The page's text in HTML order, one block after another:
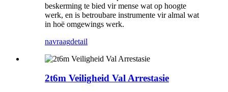
beskerming te bied vir mense wat op hoogte
werk, en is betroubare instrumente vir almal wat
in hoë omgewings werk.
navraagdetail
2t6m Veiligheid Val Arrestasie